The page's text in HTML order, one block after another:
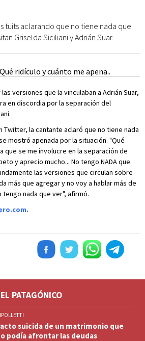
tuits aclarando que no tiene nada que
Griselda Siciliani y Adrián Suar.
versiones que la vinculaban a Adrián Suar,
en discordia por la separación del
Twitter, la cantante aclaró que no tiene nada
mostró apenada por la situación. "Qué
que se me involucre en la separación de
y aprecio mucho... No tengo NADA que
las versiones que circulan sobre
más que agregar y no voy a hablar más de
nada que ver", afirmó.
PATAGÓNICO
suicida de un matrimonio que
podía afrontar las deudas